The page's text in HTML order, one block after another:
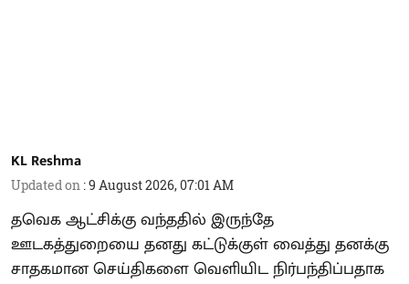
KL Reshma
Updated on :9 August 2026, 07:01 AM
தவெக ஆட்சிக்கு வந்ததில் இருந்தே
ஊடகத்துறையை தனது கட்டுக்குள் வைத்து தனக்கு
சாதகமான செய்திகளை வெளியிட நிர்பந்திப்பதாக